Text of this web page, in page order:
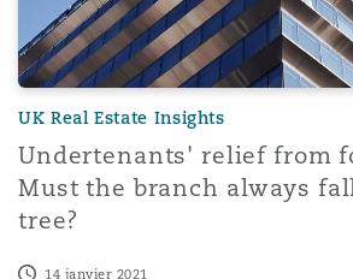
UK Real Estate Insights
Undertenants' relief from
Must the branch always
tree?
14 janvier 2021